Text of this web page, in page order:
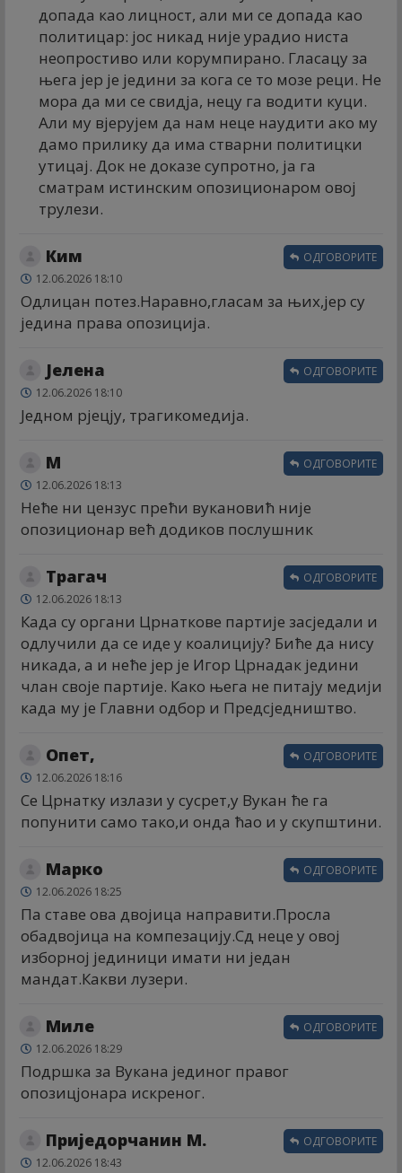
допада као лицност, али ми се допада као
политицар: јос никад није урадио ниста
неопростиво или корумпирано. Гласацу за
њега јер је једини за кога се то мозе реци. Не
мора да ми се свидја, нецу га водити куци.
Али му вјерујем да нам неце наудити ако му
дамо прилику да има стварни политицки
утицај. Док не доказе супротно, ја га
сматрам истинским опозиционаром овој
трулези.
Ким
12.06.2026 18:10
Одлицан потез.Наравно,гласам за њих,јер су
једина права опозиција.
ОДГОВОРИТЕ
Јелена
12.06.2026 18:10
Једном рјецју, трагикомедија.
ОДГОВОРИТЕ
М
12.06.2026 18:13
Неће ни цензус прећи вукановић није
опозиционар већ додиков послушник
ОДГОВОРИТЕ
Трагач
12.06.2026 18:13
Када су органи Црнаткове партије засједали и
одлучили да се иде у коалицију? Биће да нису
никада, а и неће јер је Игор Црнадак једини
члан своје партије. Како њега не питају медији
када му је Главни одбор и Предсједништво.
ОДГОВОРИТЕ
Опет,
12.06.2026 18:16
Се Црнатку излази у сусрет,y Вукан ће га
попунити само тако,и онда ћао и у скупштини.
ОДГОВОРИТЕ
Марко
12.06.2026 18:25
Па ставе ова двојица направити.Просла
обадвојица на компезацију.Сд неце у овој
изборној јединици имати ни један
мандат.Какви лузери.
ОДГОВОРИТЕ
Миле
12.06.2026 18:29
Подршка за Вукана јединог правог
опозицјонара искреног.
ОДГОВОРИТЕ
Приједорчанин М.
12.06.2026 18:43
ОДГОВОРИТЕ